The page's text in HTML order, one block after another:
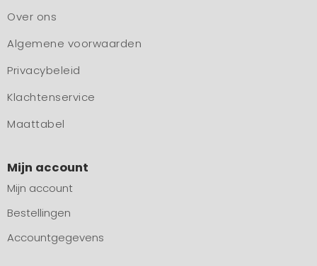
Over ons
Algemene voorwaarden
Privacybeleid
Klachtenservice
Maattabel
Mijn account
Mijn account
Bestellingen
Accountgegevens